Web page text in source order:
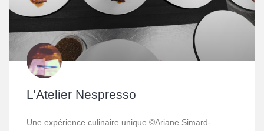
L’Atelier Nespresso
Une expérience culinaire unique ©Ariane Simard-